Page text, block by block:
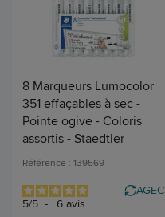
8 Marqueurs Lumocolor
351 effaçables à sec -
Pointe ogive - Coloris
assortis - Staedtler
Référence : 139569
5/5 - 6 avis
AGEC